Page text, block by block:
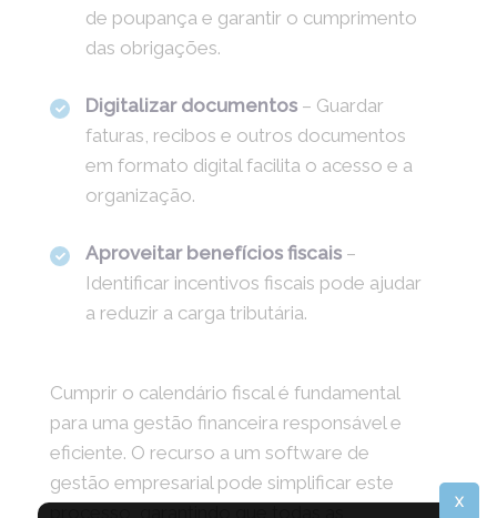
de poupança e garantir o cumprimento
das obrigações.
Digitalizar documentos – Guardar
faturas, recibos e outros documentos
em formato digital facilita o acesso e a
organização.
Aproveitar benefícios fiscais –
Identificar incentivos fiscais pode ajudar
a reduzir a carga tributária.
Cumprir o calendário fiscal é fundamental
para uma gestão financeira responsável e
eficiente. O recurso a um software de
gestão empresarial pode simplificar este
X